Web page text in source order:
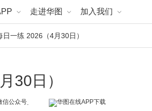
走进华图 加入我们
一练 2026（4月30日）
30日）